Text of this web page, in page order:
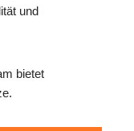
und
bietet